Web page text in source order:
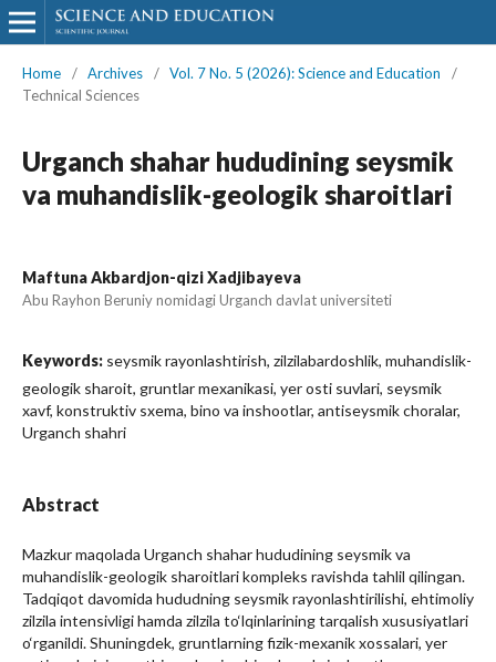
Home / Archives / Vol. 7 No. 5 (2026): Science and Education
/
Technical Sciences
Urganch shahar hududining seysmik
va muhandislik-geologik sharoitlari
Maftuna Akbardjon-qizi Xadjibayeva
Abu Rayhon Beruniy nomidagi Urganch davlat universiteti
Keywords: seysmik rayonlashtirish, zilzilabardoshlik, muhandislik-
geologik sharoit, gruntlar mexanikasi, yer osti suvlari, seysmik
xavf, konstruktiv sxema, bino va inshootlar, antiseysmik choralar,
Urganch shahri
Abstract
Mazkur maqolada Urganch shahar hududining seysmik va
muhandislik-geologik sharoitlari kompleks ravishda tahlil qilingan.
Tadqiqot davomida hududning seysmik rayonlashtirilishi, ehtimoliy
zilzila intensivligi hamda zilzila to‘lqinlarining tarqalish xususiyatlari
o‘rganildi. Shuningdek, gruntlarning fizik-mexanik xossalari, yer